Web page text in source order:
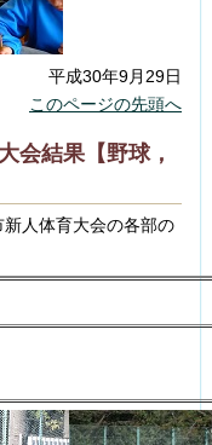
平成30年9月29日
このページの先頭へ
会結果【野球，
人体育大会の各部の